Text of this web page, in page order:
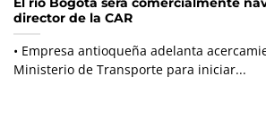
El río Bogotá será comercialmente
director de la CAR
• Empresa antioqueña adelanta
Ministerio de Transporte para iniciar...